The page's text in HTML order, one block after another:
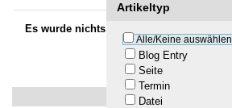
Artikeltyp
Alle/Keine auswählen
Blog Entry
Seite
Termin
Datei
Es wurde nichts gefunden.